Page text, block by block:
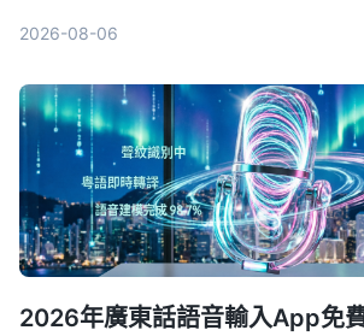
2026-08-06
2026年廣東話語音輸入App免